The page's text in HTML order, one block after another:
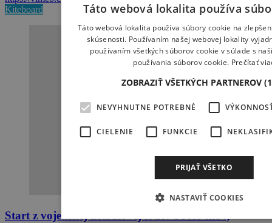
Kiteboard
Start z vojenskej lietadlovej lode? Prečo nie :)
Táto webová lokalita používa
Táto webová lokalita používa súbory cookie na
skúsenosti. Používaním našej webovej lokality
používaním všetkých súborov cookie v súlade s
používania súborov cookie. Prečítať
ZOBRAZIŤ VŠETKÝCH PARTNEROV
NEVYHNUTNE POTREBNÉ
CIELENIE FUNKCIE
PRIJAŤ VŠETKO
NASTAVIŤ COOKIES